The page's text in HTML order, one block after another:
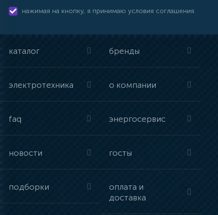
нажимая на кнопку, я принимаю условия соглашения.
каталог бренды
электротехника о компании
faq энергосервис
новости госты
подборки
оплата и
доставка